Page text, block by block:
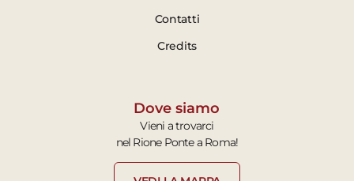
Contatti
Credits
Dove siamo
Vieni a trovarci
nel Rione Ponte a Roma!